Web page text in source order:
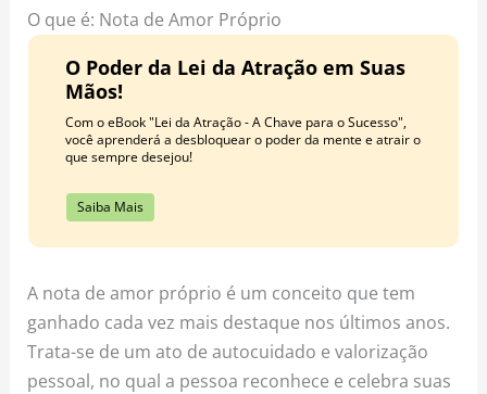
k a
m t
O que é: Nota de Amor Próprio
O Poder da Lei da Atração em Suas
Mãos!
Com o eBook "Lei da Atração - A Chave para o Sucesso",
você aprenderá a desbloquear o poder da mente e atrair o
que sempre desejou!
Saiba Mais
A nota de amor próprio é um conceito que tem
ganhado cada vez mais destaque nos últimos anos.
Trata-se de um ato de autocuidado e valorização
pessoal, no qual a pessoa reconhece e celebra suas